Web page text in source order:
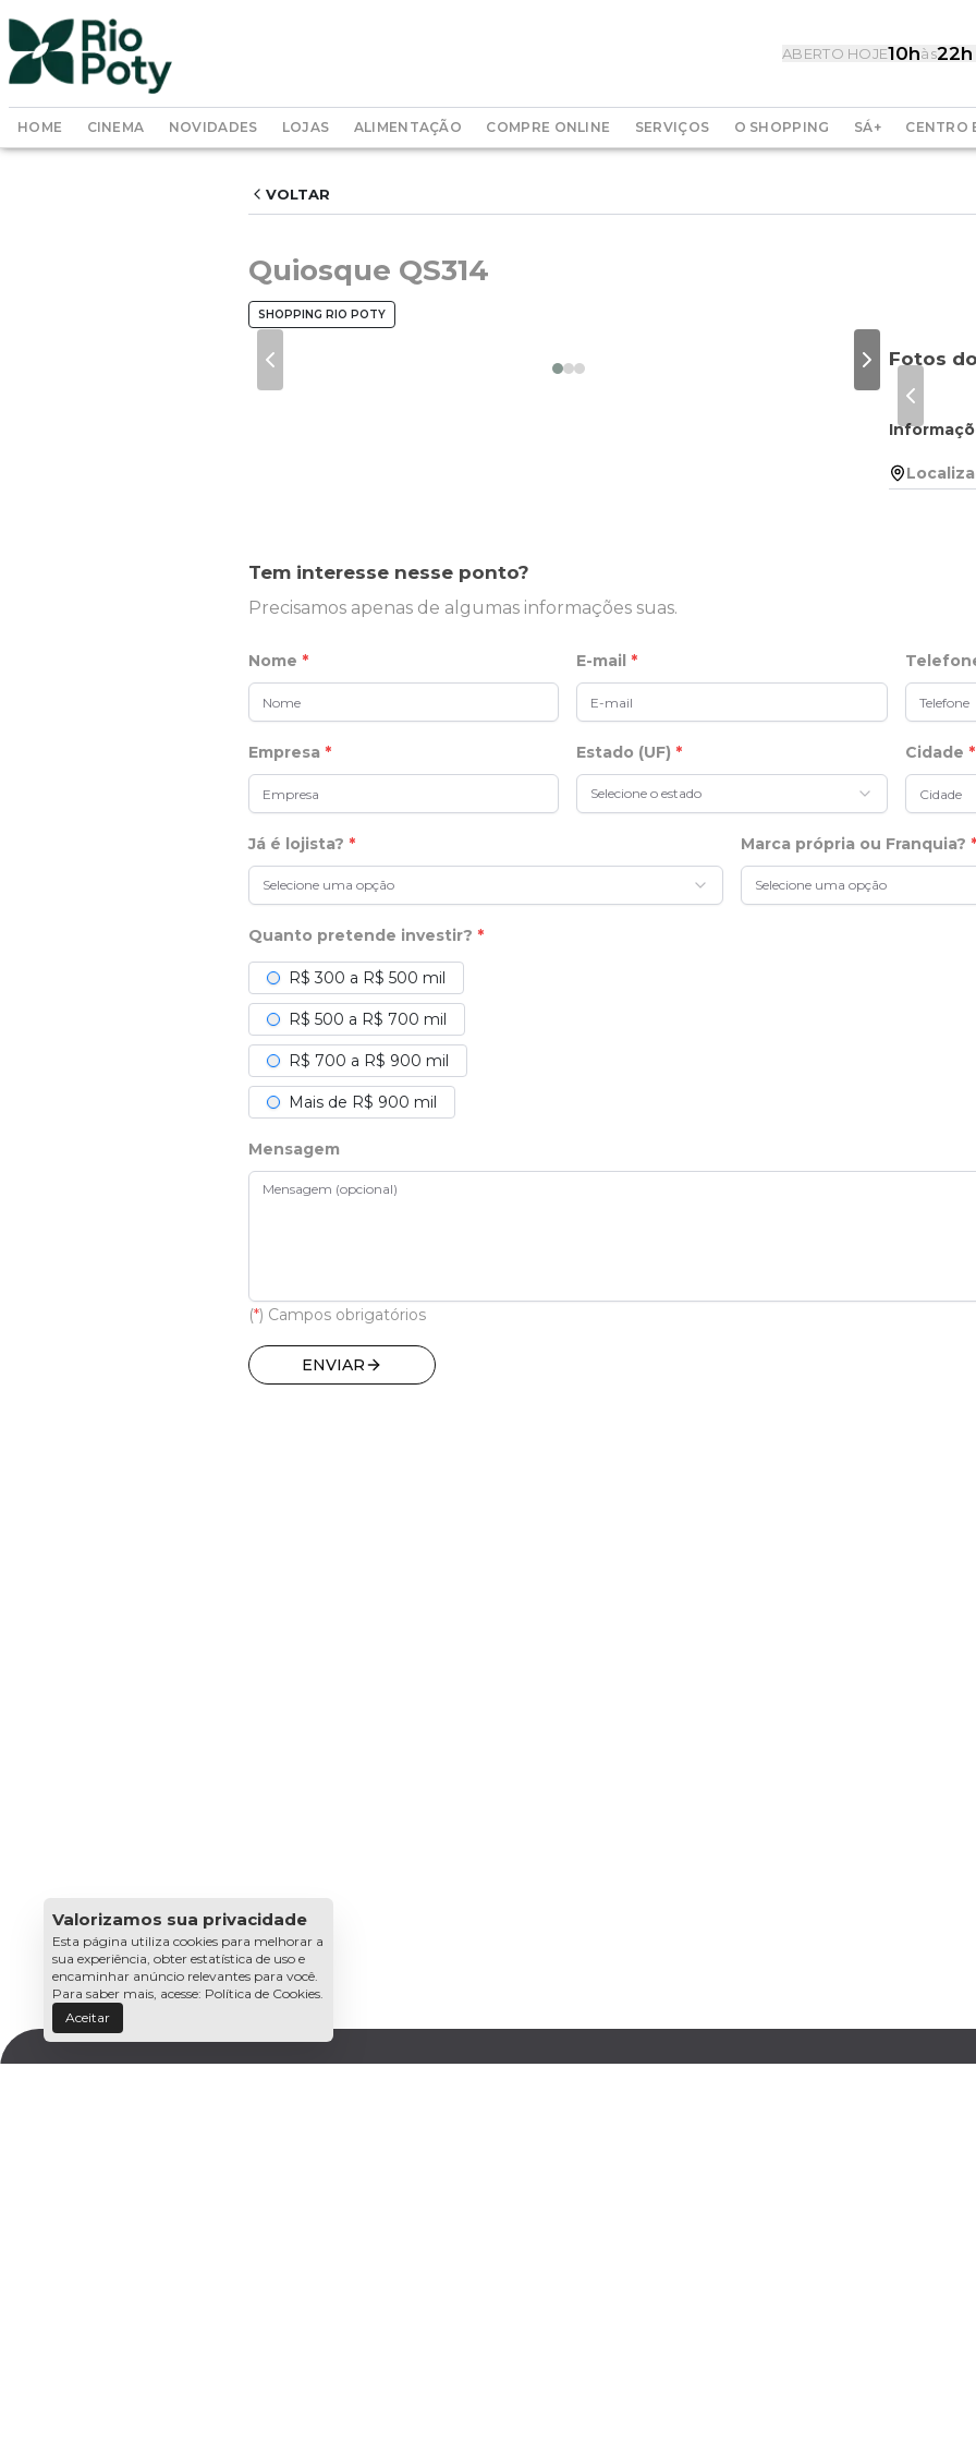
ABERTO HOJE10hàs22h
HOME CINEMA NOVIDADES LOJAS ALIMENTAÇÃO COMPRE ONLINE SERVIÇOS O SHOPPING SÁ+ CENTRO
VOLTAR
Quiosque QS314
SHOPPING RIO POTY
Previous slide Next slide
Fotos
Tem interesse nesse ponto?
Precisamos apenas de algumas informações suas.
Nome * E-mail *
Empresa * Estado (UF) *
Selecione o estado
Cidade *
Já é lojista? *
Selecione uma opção
Marca própria ou Franquia? *
Selecione uma opção
Quanto pretende investir? *
R$ 300 a R$ 500 mil
R$ 500 a R$ 700 mil
R$ 700 a R$ 900 mil
Mais de R$ 900 mil
Mensagem
(*) Campos obrigatórios
ENVIAR
Valorizamos sua privacidade
Esta página utiliza cookies para melhorar a
sua experiência, obter estatística de uso e
encaminhar anúncio relevantes para você.
Para saber mais, acesse: Política de Cookies.
Aceitar